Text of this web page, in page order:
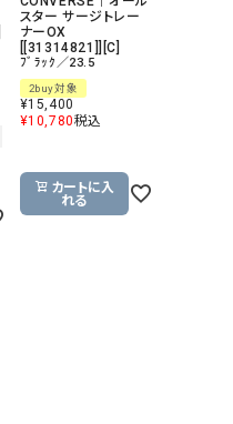
スター サージトレー
ナーOX
[[31314821]][C]
ﾌﾞﾗｯｸ／23.5
2buy対象
¥15,400
¥10,780税込
カートに入
れる